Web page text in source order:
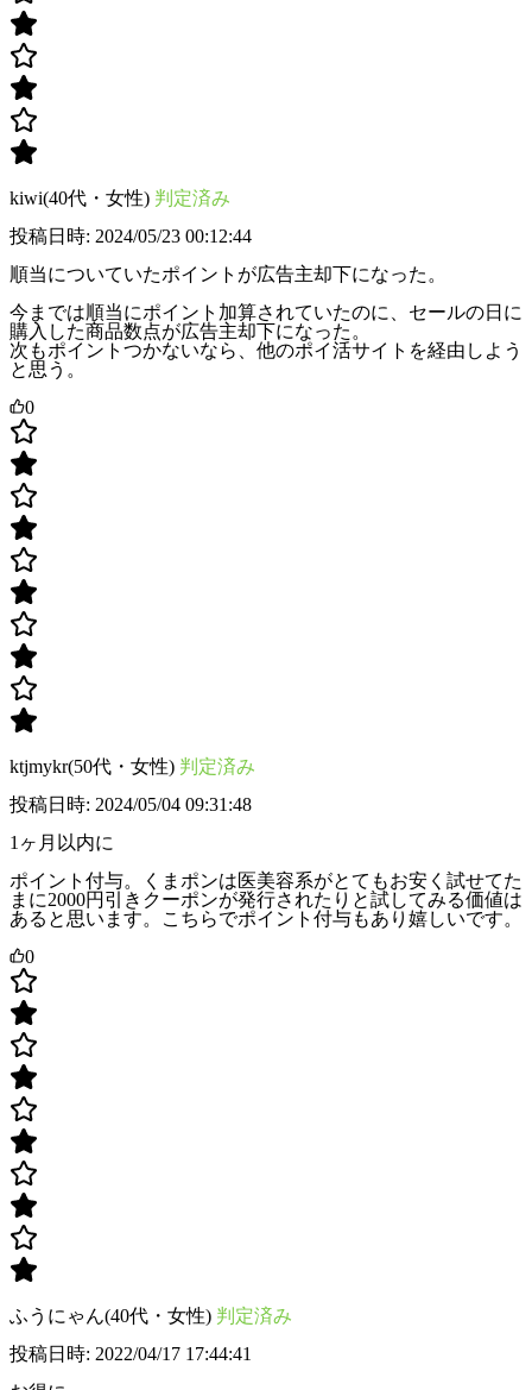
kiwi(40代・女性) 判定済み
投稿日時: 2024/05/23 00:12:44
順当についていたポイントが広告主却下になった。
今までは順当にポイント加算されていたのに、セールの日に
購入した商品数点が広告主却下になった。
次もポイントつかないなら、他のポイ活サイトを経由しよう
と思う。
0
ktjmykr(50代・女性) 判定済み
投稿日時: 2024/05/04 09:31:48
1ヶ月以内に
ポイント付与。くまポンは医美容系がとてもお安く試せてた
まに2000円引きクーポンが発行されたりと試してみる価値は
あると思います。こちらでポイント付与もあり嬉しいです。
0
ふうにゃん(40代・女性) 判定済み
投稿日時: 2022/04/17 17:44:41